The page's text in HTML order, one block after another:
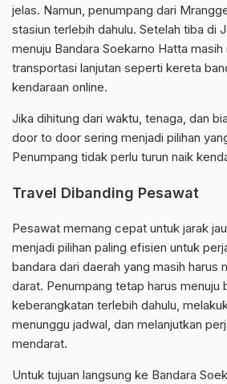
jelas. Namun, penumpang dari
stasiun terlebih dahulu. Setelah tiba di
menuju Bandara Soekarno Hatta
transportasi lanjutan seperti kereta
kendaraan online.
Jika dihitung dari waktu, tenaga, dan
door to door sering menjadi pilihan
Penumpang tidak perlu turun naik
Travel Dibanding Pesawat
Pesawat memang cepat untuk jarak
menjadi pilihan paling efisien untuk
bandara dari daerah yang masih harus
darat. Penumpang tetap harus menuju
keberangkatan terlebih dahulu,
menunggu jadwal, dan melanjutkan
mendarat.
Untuk tujuan langsung ke Bandara